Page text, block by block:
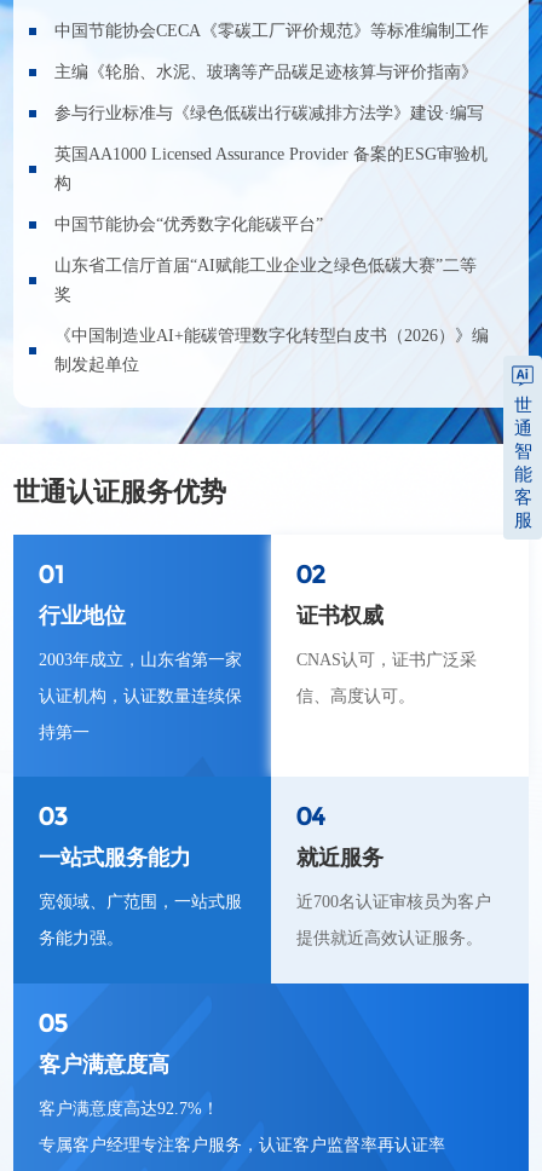
中国节能协会CECA《零碳工厂评价规范》等标准编制工作
主编《轮胎、水泥、玻璃等产品碳足迹核算与评价指南》
参与行业标准与《绿色低碳出行碳减排方法学》建设·编写
英国AA1000 Licensed Assurance Provider 备案的ESG审验机
构
中国节能协会“优秀数字化能碳平台”
山东省工信厅首届“AI赋能工业企业之绿色低碳大赛”二等
奖
《中国制造业AI+能碳管理数字化转型白皮书（2026）》编
制发起单位
世通认证服务优势
01
行业地位
2003年成立，山东省第一家
认证机构，认证数量连续保
持第一
02
证书权威
CNAS认可，证书广泛采
信、高度认可。
03
一站式服务能力
宽领域、广范围，一站式服
务能力强。
04
就近服务
近700名认证审核员为客户
提供就近高效认证服务。
05
客户满意度高
客户满意度高达92.7%！
专属客户经理专注客户服务，认证客户监督率再认证率
世
通
智
能
客
服